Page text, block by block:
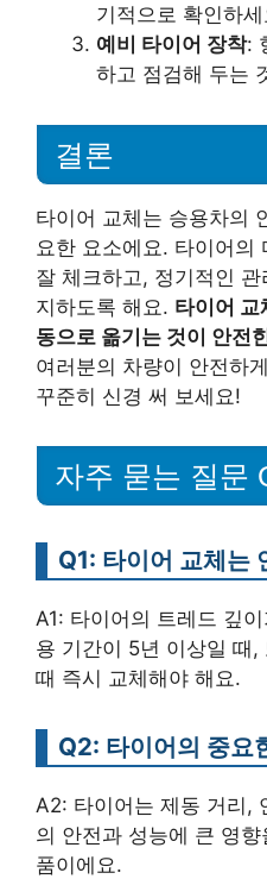
기적으로 확인하
예비 타이어 장착:
하고 점검해 두는
결론
타이어 교체는 승용차의
요한 요소에요. 타이어의
잘 체크하고, 정기적인
지하도록 해요. 타이어 교
동으로 옮기는 것이 안전
여러분의 차량이 안전하
꾸준히 신경 써 보세요!
자주 묻는 질문
Q1: 타이어 교체는
A1: 타이어의 트레드 깊
용 기간이 5년 이상일 때
때 즉시 교체해야 해요.
Q2: 타이어의 중요
A2: 타이어는 제동 거리,
의 안전과 성능에 큰 영
품이에요.